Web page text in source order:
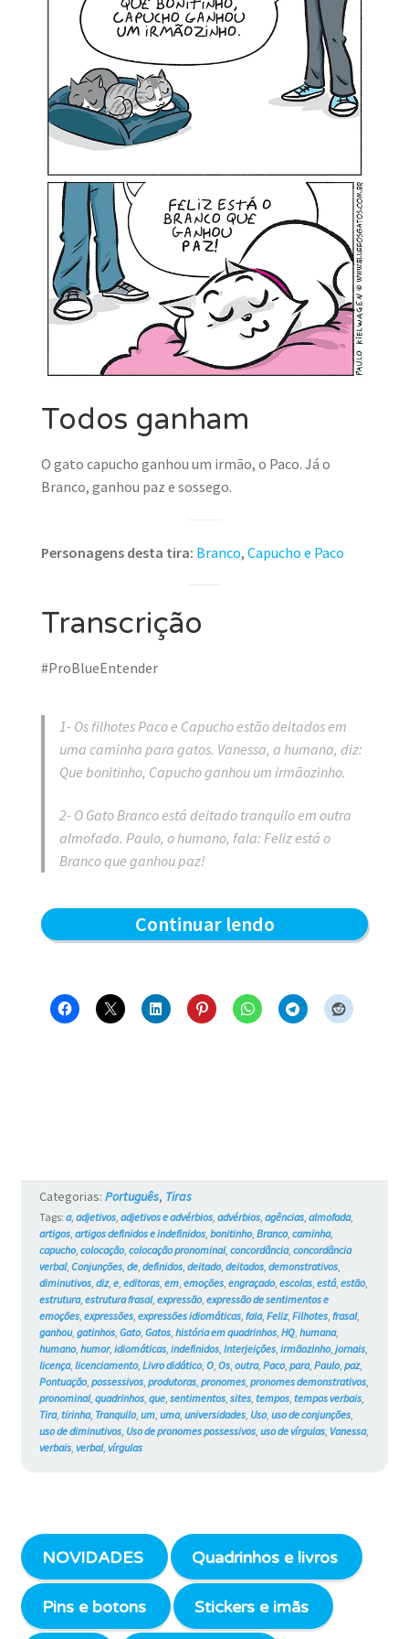
MINHA CONTA
CARRINHO
Search
Search Button
Todos ganham
O gato capucho ganhou um irmão, o Paco. Já o
Branco, ganhou paz e sossego.
Personagens desta tira: Branco, Capucho e Paco
Transcrição
#ProBlueEntender
1- Os filhotes Paco e Capucho estão deitados em
uma caminha para gatos. Vanessa, a humana, diz:
Que bonitinho, Capucho ganhou um irmãozinho.
2- O Gato Branco está deitado tranquilo em outra
almofada. Paulo, o humano, fala: Feliz está o
Branco que ganhou paz!
Continuar lendoTodos
Blue
Categorias: Português, Tiras
Tags: a, adjetivos, adjetivos e advérbios, advérbios, agências, almofada,
artigos, artigos definidos e indefinidos, bonitinho, Branco, caminha,
capucho, colocação, colocação pronominal, concordância, concordância
verbal, Conjunções, de, definidos, deitado, deitados, demonstrativos,
diminutivos, diz, e, editoras, em, emoções, engraçado, escolas, está, estão,
estrutura, estrutura frasal, expressão, expressão de sentimentos e
emoções, expressões, expressões idiomáticas, fala, Feliz, Filhotes, frasal,
ganhou, gatinhos, Gato, Gatos, história em quadrinhos, HQ, humana,
humano, humor, idiomáticas, indefinidos, Interjeições, irmãozinho, jornais,
licença, licenciamento, Livro didático, O, Os, outra, Paco, para, Paulo, paz,
Pontuação, possessivos, produtoras, pronomes, pronomes demonstrativos,
pronominal, quadrinhos, que, sentimentos, sites, tempos, tempos verbais,
Tira, tirinha, Tranquilo, um, uma, universidades, Uso, uso de conjunções,
uso de diminutivos, Uso de pronomes possessivos, uso de vírgulas, Vanessa,
verbais, verbal, vírgulas
NOVIDADES Quadrinhos e livros
Pins e botons Stickers e imãs